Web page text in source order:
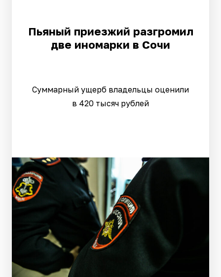
Пьяный приезжий разгромил
две иномарки в Сочи
Суммарный ущерб владельцы оценили
в 420 тысяч рублей